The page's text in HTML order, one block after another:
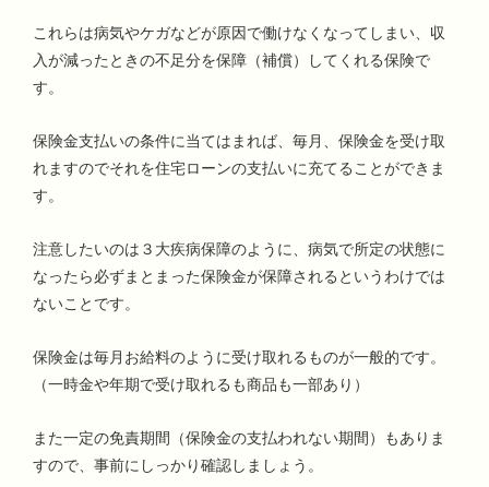
これらは病気やケガなどが原因で働けなくなってしまい、収
入が減ったときの不足分を保障（補償）してくれる保険で
す。
保険金支払いの条件に当てはまれば、毎月、保険金を受け取
れますのでそれを住宅ローンの支払いに充てることができま
す。
注意したいのは３大疾病保障のように、病気で所定の状態に
なったら必ずまとまった保険金が保障されるというわけでは
ないことです。
保険金は毎月お給料のように受け取れるものが一般的です。
（一時金や年期で受け取れるも商品も一部あり）
また一定の免責期間（保険金の支払われない期間）もありま
すので、事前にしっかり確認しましょう。